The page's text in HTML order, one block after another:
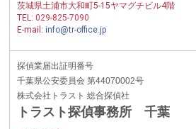
茨城県土浦市大和町5-15ヤマグチビル4階
TEL:029-825-7090
E-mail:info@tr-office.jp
探偵業届出証明番号
千葉県公安委員会 第44070002号
株式会社トラスト 総合探偵社
トラスト探偵事務所 千葉